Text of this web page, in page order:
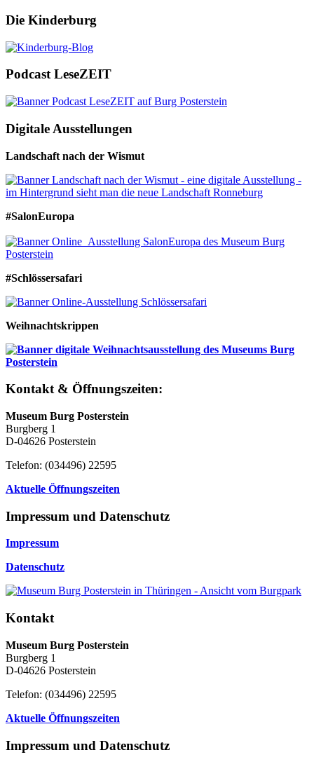
Die Kinderburg
Podcast LeseZEIT
Digitale Ausstellungen
Landschaft nach der Wismut
#SalonEuropa
#Schlössersafari
Weihnachtskrippen
Kontakt & Öffnungszeiten:
Museum Burg Posterstein
Burgberg 1
D-04626 Posterstein
Telefon: (034496) 22595
Aktuelle Öffnungszeiten
Impressum und Datenschutz
Impressum
Datenschutz
Kontakt
Museum Burg Posterstein
Burgberg 1
D-04626 Posterstein
Telefon: (034496) 22595
Aktuelle Öffnungszeiten
Impressum und Datenschutz